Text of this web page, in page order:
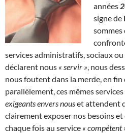
années
signe de
sommes
services administratifs, sociaux
déclarent nous « servir » , nous
nous foutent dans la merde, en fin
parallèlement, ces mêmes
exigeants envers nouset attendent
clairement exposer nos besoins
chaque fois au service « compétent